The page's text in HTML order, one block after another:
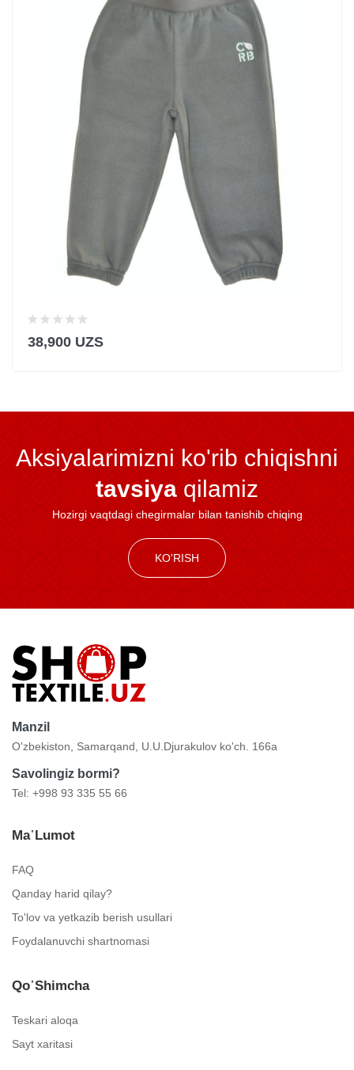
38,900 UZS
Aksiyalarimizni ko'rib chiqishni
tavsiya qilamiz
Hozirgi vaqtdagi chegirmalar bilan tanishib chiqing
KO'RISH
Manzil
O'zbekiston, Samarqand, U.U.Djurakulov ko'ch. 166a
Savolingiz bormi?
Tel: +998 93 335 55 66
Ma᾿lumot
FAQ
Qanday harid qilay?
To'lov va yetkazib berish usullari
Foydalanuvchi shartnomasi
Qo᾿shimcha
Teskari aloqa
Sayt xaritasi